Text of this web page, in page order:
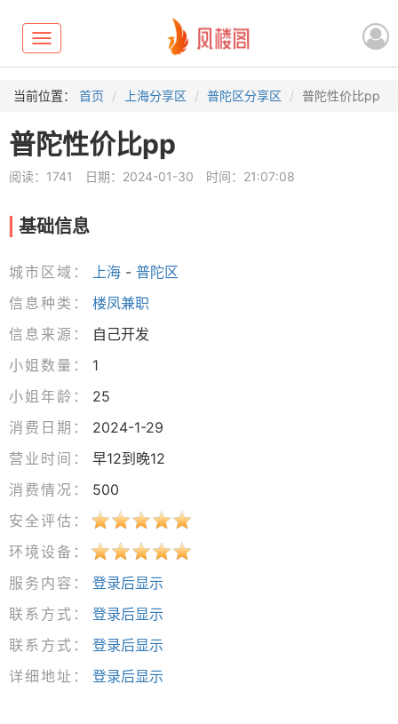
Toggle
navigation
当前位置： 首页 上海分享区 普陀区分享区 普陀性价比pp
普陀性价比pp
阅读：1741 日期：2024-01-30 时间：21:07:08
基础信息
城市区域： 上海 - 普陀区
信息种类：
楼凤兼职
信息来源：
自己开发
小姐数量：
1
小姐年龄：
25
消费日期：
2024-1-29
营业时间：
早12到晚12
消费情况：
500
安全评估：
环境设备：
服务内容：
登录后显示
联系方式：
登录后显示
联系方式：
登录后显示
详细地址：
登录后显示